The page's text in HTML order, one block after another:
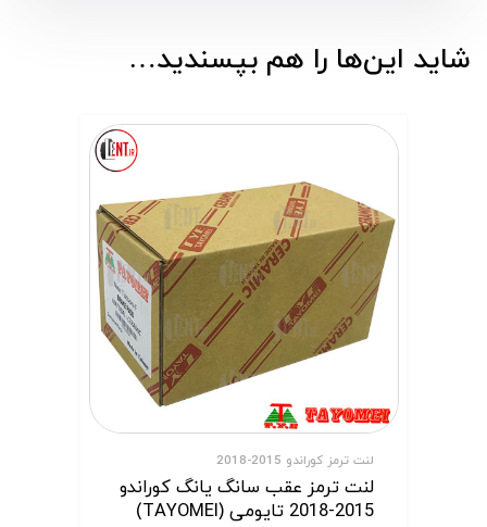
شاید این‌ها را هم بپسندید…
لنت ترمز کوراندو 2015-2018
لنت ترمز عقب سانگ یانگ کوراندو
2015-2018 تایومی (TAYOMEI)